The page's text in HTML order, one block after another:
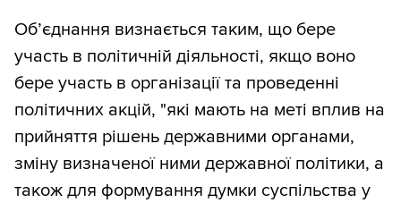
Об’єднання визнається таким, що бере
участь в політичній діяльності, якщо воно
бере участь в організації та проведенні
політичних акцій, "які мають на меті вплив на
прийняття рішень державними органами,
зміну визначеної ними державної політики, а
також для формування думки суспільства у